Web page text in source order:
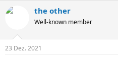
k
e
the other
Well-known member
23 Dez. 2021